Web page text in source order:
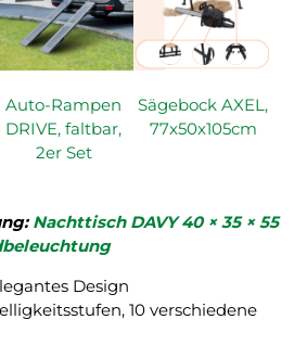
Auto-Rampen
DRIVE, faltbar,
2er Set
Sägebock AXEL,
77x50x105cm
Nachttisch DAVY 40 × 35 × 55
Design
10 verschiedene